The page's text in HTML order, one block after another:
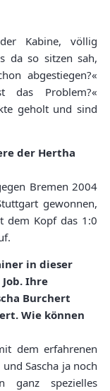
Kabine, völlig
da so sitzen sah,
abgestiegen?«
das Problem?«
geholt und sind
der Hertha
Bremen 2004
gewonnen,
dem Kopf das 1:0
in dieser
Ihre
Burchert
Wie können
dem erfahrenen
Sascha ja noch
ganz spezielles